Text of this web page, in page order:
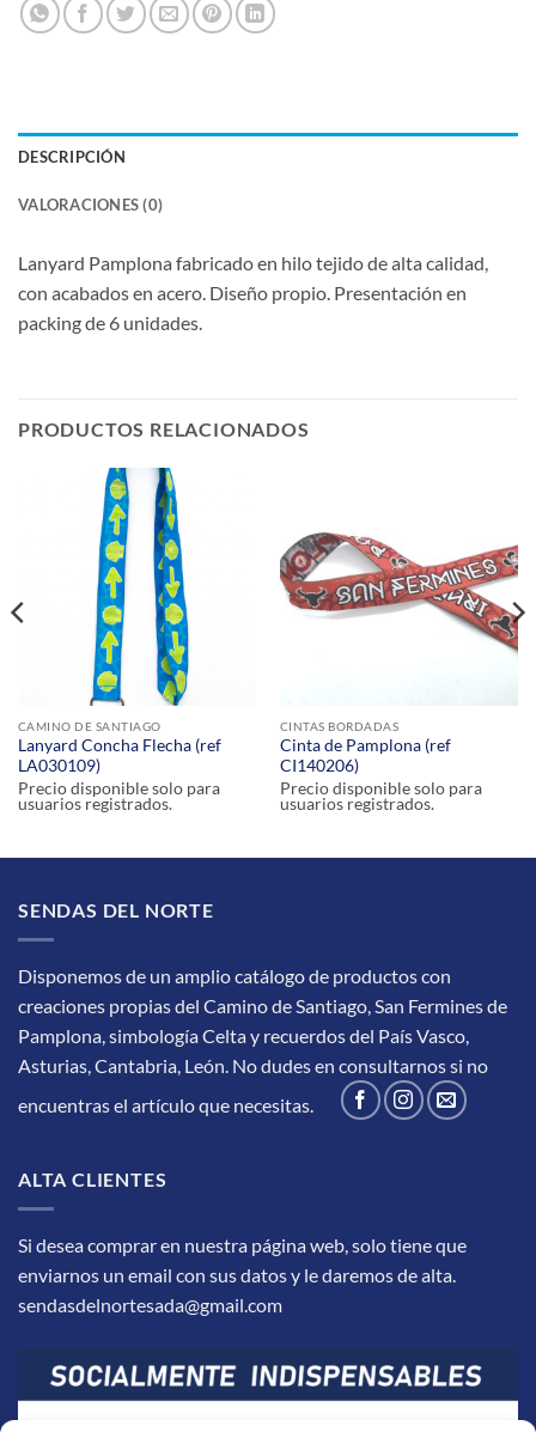
DESCRIPCIÓN
VALORACIONES (0)
Lanyard Pamplona fabricado en hilo tejido de alta calidad,
con acabados en acero. Diseño propio. Presentación en
packing de 6 unidades.
PRODUCTOS RELACIONADOS
CAMINO DE SANTIAGO
Lanyard Concha Flecha (ref
LA030109)
Precio disponible solo para
usuarios registrados.
CINTAS BORDADAS
Cinta de Pamplona (ref
CI140206)
Precio disponible solo para
usuarios registrados.
SENDAS DEL NORTE
Disponemos de un amplio catálogo de productos con
creaciones propias del Camino de Santiago, San Fermines de
Pamplona, simbología Celta y recuerdos del País Vasco,
Asturias, Cantabria, León. No dudes en consultarnos si no
encuentras el artículo que necesitas.
ALTA CLIENTES
Si desea comprar en nuestra página web, solo tiene que
enviarnos un email con sus datos y le daremos de alta.
sendasdelnortesada@gmail.com